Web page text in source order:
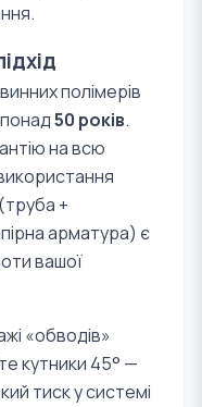
полімерів
50 років.
на всю
+
арматура) є
вашої
«обводів»
кутники 45° —
тиск у системі